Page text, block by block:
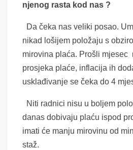
njenog rasta kod nas ?
Da čeka nas veliki posao.
nikad lošijem položaju s
mirovina plaća. Prošli mjesec
prosjeka plaće, inflacija ih
usklađivanje se čeka do 4
Niti radnici nisu u boljem
danas dobivaju plaću ispod
imati će manju mirovinu od
staž.